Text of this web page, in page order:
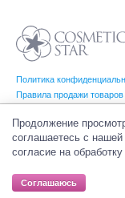
Политика
Правила продажи товаров
(Косметик Стар). Все
владельцам.
Продолжение
соглашаетесь с нашей
согласие на обработку
Соглашаюсь